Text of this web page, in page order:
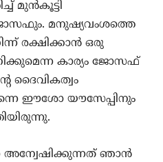
മുന്‍കൂട്ടി
മനുഷ്യവംശത്തെ
രക്ഷിക്കാന്‍ ഒരു
കാര്യം ജോസഫ്
ദൈവികത്വം
ഈശോ യൗസേപ്പിനും
അന്വേഷിക്കുന്നത് ഞാന്‍